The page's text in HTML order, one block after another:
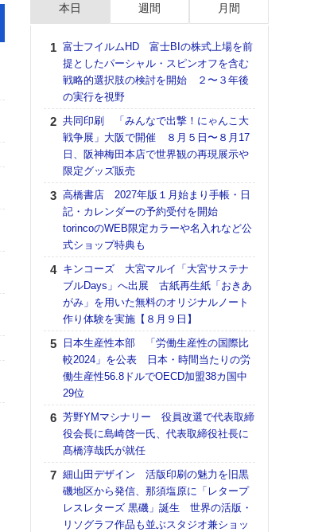
本日 週間 月間
富士フイルムHD 富士BIの株式上場を前
提としたパーシャル・スピンオフを含む
戦略的選択肢の検討を開始 ２〜３年後
の実行を視野
共同印刷 「みんなで出撃！にゃんこ大
戦争展」大阪で開催 ８月５日〜８月17
日、阪神梅田本店で世界観の再現展示や
限定グッズ販売
高橋書店 2027年版１月始まり手帳・日
記・カレンダーの予約受付を開始
torincoのWEB限定カラーや名入れなど公
式ショップ特典も
キンコーズ 大宮マルイ「大宮サステナ
ブルDays」へ出展 古紙再生紙「おきあ
がみ」を用いた無料のオリジナルノート
作り体験を実施【８月９日】
日本生産性本部 「労働生産性の国際比
較2024」を公表 日本・時間当たりの労
働生産性56.8ドルでOECD加盟38カ国中
29位
芳野YMマシナリー 役員改選で代表取締
役会長に島崎啓一氏、代表取締役社長に
髙橋淳哉氏が就任
細山田デザイン 活版印刷の魅力を旧黒
磯地区から発信、那須塩原に「レタープ
レスレターズ 黒磯」誕生 世界の活版・
リソグラフ作品も並ぶスタジオ兼ショッ